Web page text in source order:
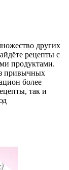
других
рецепты с
продуктами.
привычных
более
так и